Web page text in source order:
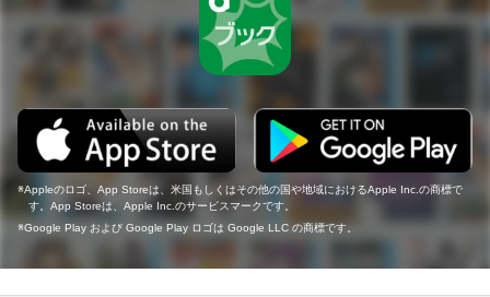
Appleのロゴ、App Storeは、米国もしくはその他の国や地域におけるApple Inc.の商標で
す。App Storeは、Apple Inc.のサービスマークです。
Google Play および Google Play ロゴは Google LLC の商標です。